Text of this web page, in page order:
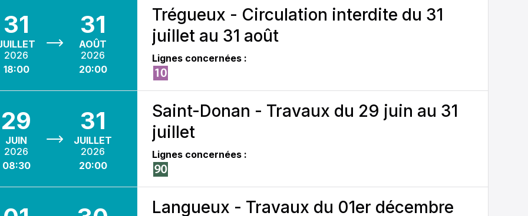
31
2026
18:00
31
AOÛT
2026
20:00
Trégueux - Circulation interdite du 31
juillet au 31 août
Lignes concernées :
29
JUIN
2026
08:30
31
JUILLET
2026
20:00
Saint-Donan - Travaux du 29 juin au 31
juillet
Lignes concernées :
Langueux - Travaux du 01er décembre